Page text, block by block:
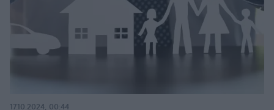
17.10.2024, 00:44